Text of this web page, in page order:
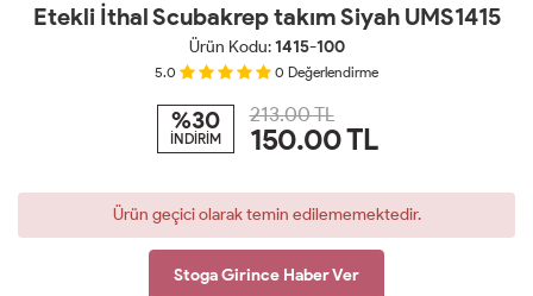
Etekli İthal Scubakrep takım Siyah UMS1415
Ürün Kodu:1415-100
5.0 0 Değerlendirme
%30
İNDİRİM
213.00 TL
150.00TL
Ürün geçici olarak temin edilememektedir.
Stoga Girince Haber Ver